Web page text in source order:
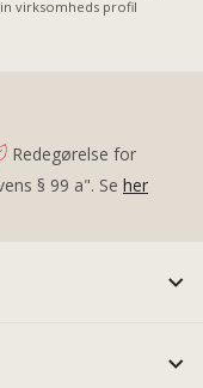
virksomheds profil
Redegørelse for
§ 99 a". Se her